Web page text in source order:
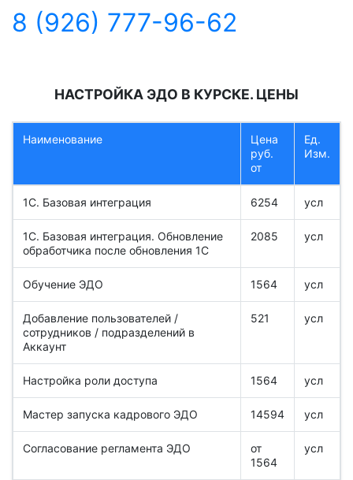
8 (926) 777-96-62
НАСТРОЙКА ЭДО В КУРСКЕ. ЦЕНЫ
Наименование
Цена
руб.
от
Ед.
Изм.
1С. Базовая интеграция 6254 усл
1С. Базовая интеграция. Обновление
обработчика после обновления 1С
2085 усл
Обучение ЭДО 1564 усл
Добавление пользователей /
сотрудников / подразделений в
Аккаунт
521 усл
Настройка роли доступа 1564 усл
Мастер запуска кадрового ЭДО 14594 усл
Согласование регламента ЭДО
от
1564
усл